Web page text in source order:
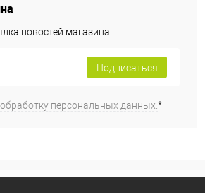
новостей магазина.
Подписаться
обработку персональных данных.*